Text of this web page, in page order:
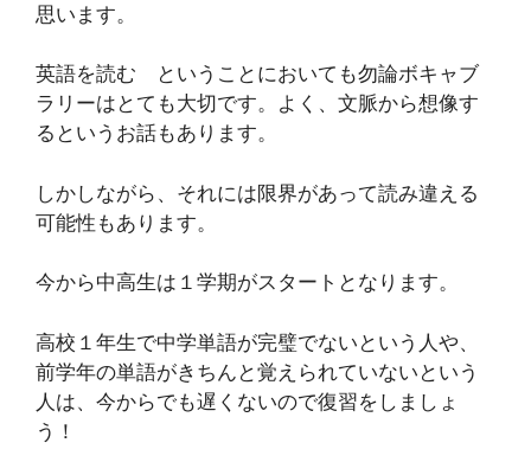
思います。
英語を読む ということにおいても勿論ボキャブ
ラリーはとても大切です。よく、文脈から想像す
るというお話もあります。
しかしながら、それには限界があって読み違える
可能性もあります。
今から中高生は１学期がスタートとなります。
高校１年生で中学単語が完璧でないという人や、
前学年の単語がきちんと覚えられていないという
人は、今からでも遅くないので復習をしましょ
う！